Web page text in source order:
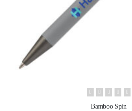
Bamboo Spin